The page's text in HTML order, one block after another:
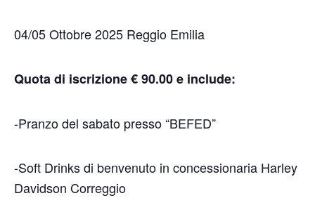
04/05 Ottobre 2025 Reggio Emilia
Quota di iscrizione € 90.00 e include:
-Pranzo del sabato presso “BEFED”
-Soft Drinks di benvenuto in concessionaria Harley
Davidson Correggio